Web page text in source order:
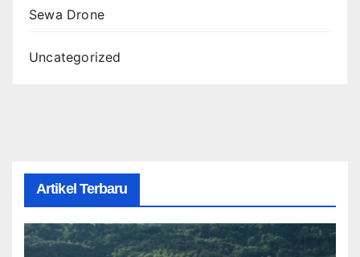
Sewa Drone
Uncategorized
Artikel Terbaru